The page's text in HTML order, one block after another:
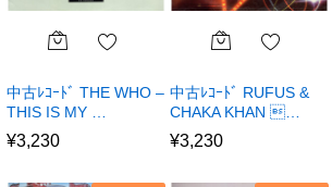
中古ﾚｺｰﾄﾞ THE WHO –
THIS IS MY …
¥3,230
中古ﾚｺｰﾄﾞ RUFUS &
CHAKA KHAN …
¥3,230